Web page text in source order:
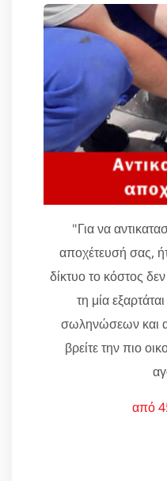
"Για να
αποχέτευσή σας,
δίκτυο το κόστος
τη μία
σωληνώσεων και
βρείτε την πιο
από